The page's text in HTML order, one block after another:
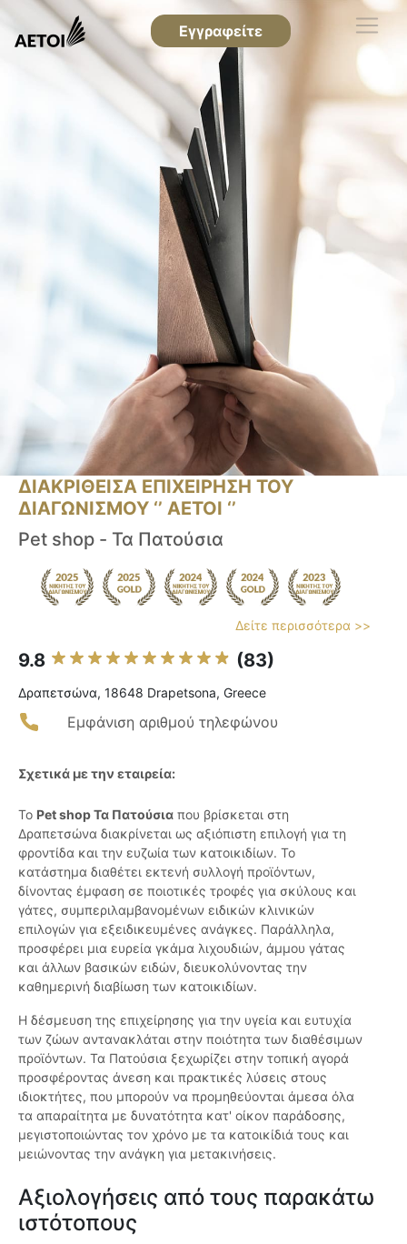
Εγγραφείτε
ΔΙΑΚΡΙΘΕΙΣΑ ΕΠΙΧΕΙΡΗΣΗ ΤΟΥ
ΔΙΑΓΩΝΙΣΜΟΥ ‘’ ΑΕΤΟΙ ‘’
Pet shop - Τα Πατούσια
Δείτε περισσότερα >>
9.8 (83)
Δραπετσώνα, 18648 Drapetsona, Greece
Εμφάνιση αριθμού τηλεφώνου
Σχετικά με την εταιρεία:
Το Pet shop Τα Πατούσια που βρίσκεται στη
Δραπετσώνα διακρίνεται ως αξιόπιστη επιλογή για τη
φροντίδα και την ευζωία των κατοικιδίων. Το
κατάστημα διαθέτει εκτενή συλλογή προϊόντων,
δίνοντας έμφαση σε ποιοτικές τροφές για σκύλους και
γάτες, συμπεριλαμβανομένων ειδικών κλινικών
επιλογών για εξειδικευμένες ανάγκες. Παράλληλα,
προσφέρει μια ευρεία γκάμα λιχουδιών, άμμου γάτας
και άλλων βασικών ειδών, διευκολύνοντας την
καθημερινή διαβίωση των κατοικιδίων.
Η δέσμευση της επιχείρησης για την υγεία και ευτυχία
των ζώων αντανακλάται στην ποιότητα των διαθέσιμων
προϊόντων. Τα Πατούσια ξεχωρίζει στην τοπική αγορά
προσφέροντας άνεση και πρακτικές λύσεις στους
ιδιοκτήτες, που μπορούν να προμηθεύονται άμεσα όλα
τα απαραίτητα με δυνατότητα κατ' οίκον παράδοσης,
μεγιστοποιώντας τον χρόνο με τα κατοικίδιά τους και
μειώνοντας την ανάγκη για μετακινήσεις.
Αξιολογήσεις από τους παρακάτω
ιστότοπους